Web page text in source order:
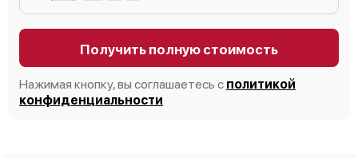
Получить полную стоимость
Нажимая кнопку, вы соглашаетесь с политикой
конфиденциальности